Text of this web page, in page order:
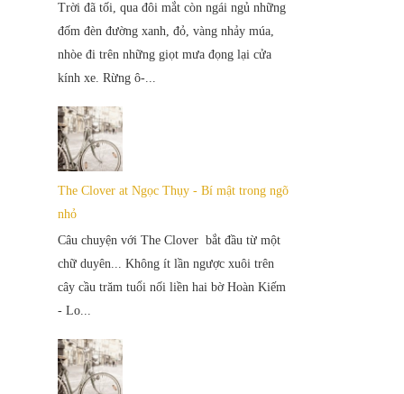
Trời đã tối, qua đôi mắt còn ngái ngủ những
đốm đèn đường xanh, đỏ, vàng nhảy múa,
nhòe đi trên những giọt mưa đọng lại cửa
kính xe. Rừng ô-...
The Clover at Ngọc Thụy - Bí mật trong ngõ
nhỏ
Câu chuyện với The Clover bắt đầu từ một
chữ duyên... Không ít lần ngược xuôi trên
cây cầu trăm tuổi nối liền hai bờ Hoàn Kiếm
- Lo...